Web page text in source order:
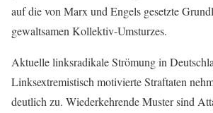
auf die von Marx und Engels gesetzte
gewaltsamen Kollektiv-Umsturzes.
Aktuelle linksradikale Strömung in
Linksextremistisch motivierte Straftaten
deutlich zu. Wiederkehrende Muster sind